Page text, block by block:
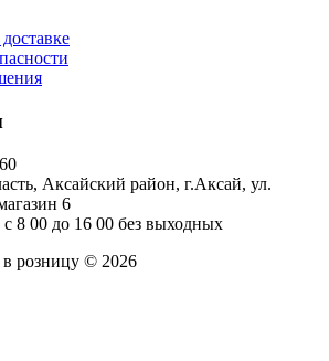
Аксайский район, г.Аксай, ул.
6
8 00 до 16 00 без выходных
розницу © 2026